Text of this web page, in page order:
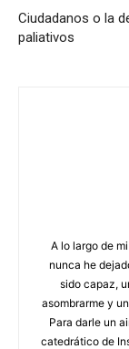
Ciudadanos o la
paliativos
A lo largo de
nunca he
sido capaz,
asombrarme y
Para darle un
catedrático de